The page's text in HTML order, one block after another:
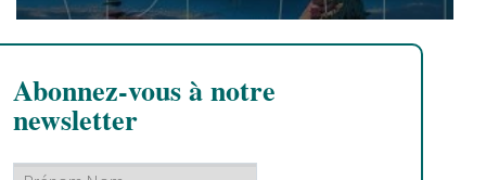
Abonnez-vous à notre
newsletter